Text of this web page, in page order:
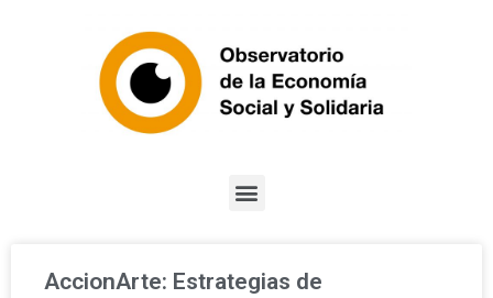
AccionArte: Estrategias de